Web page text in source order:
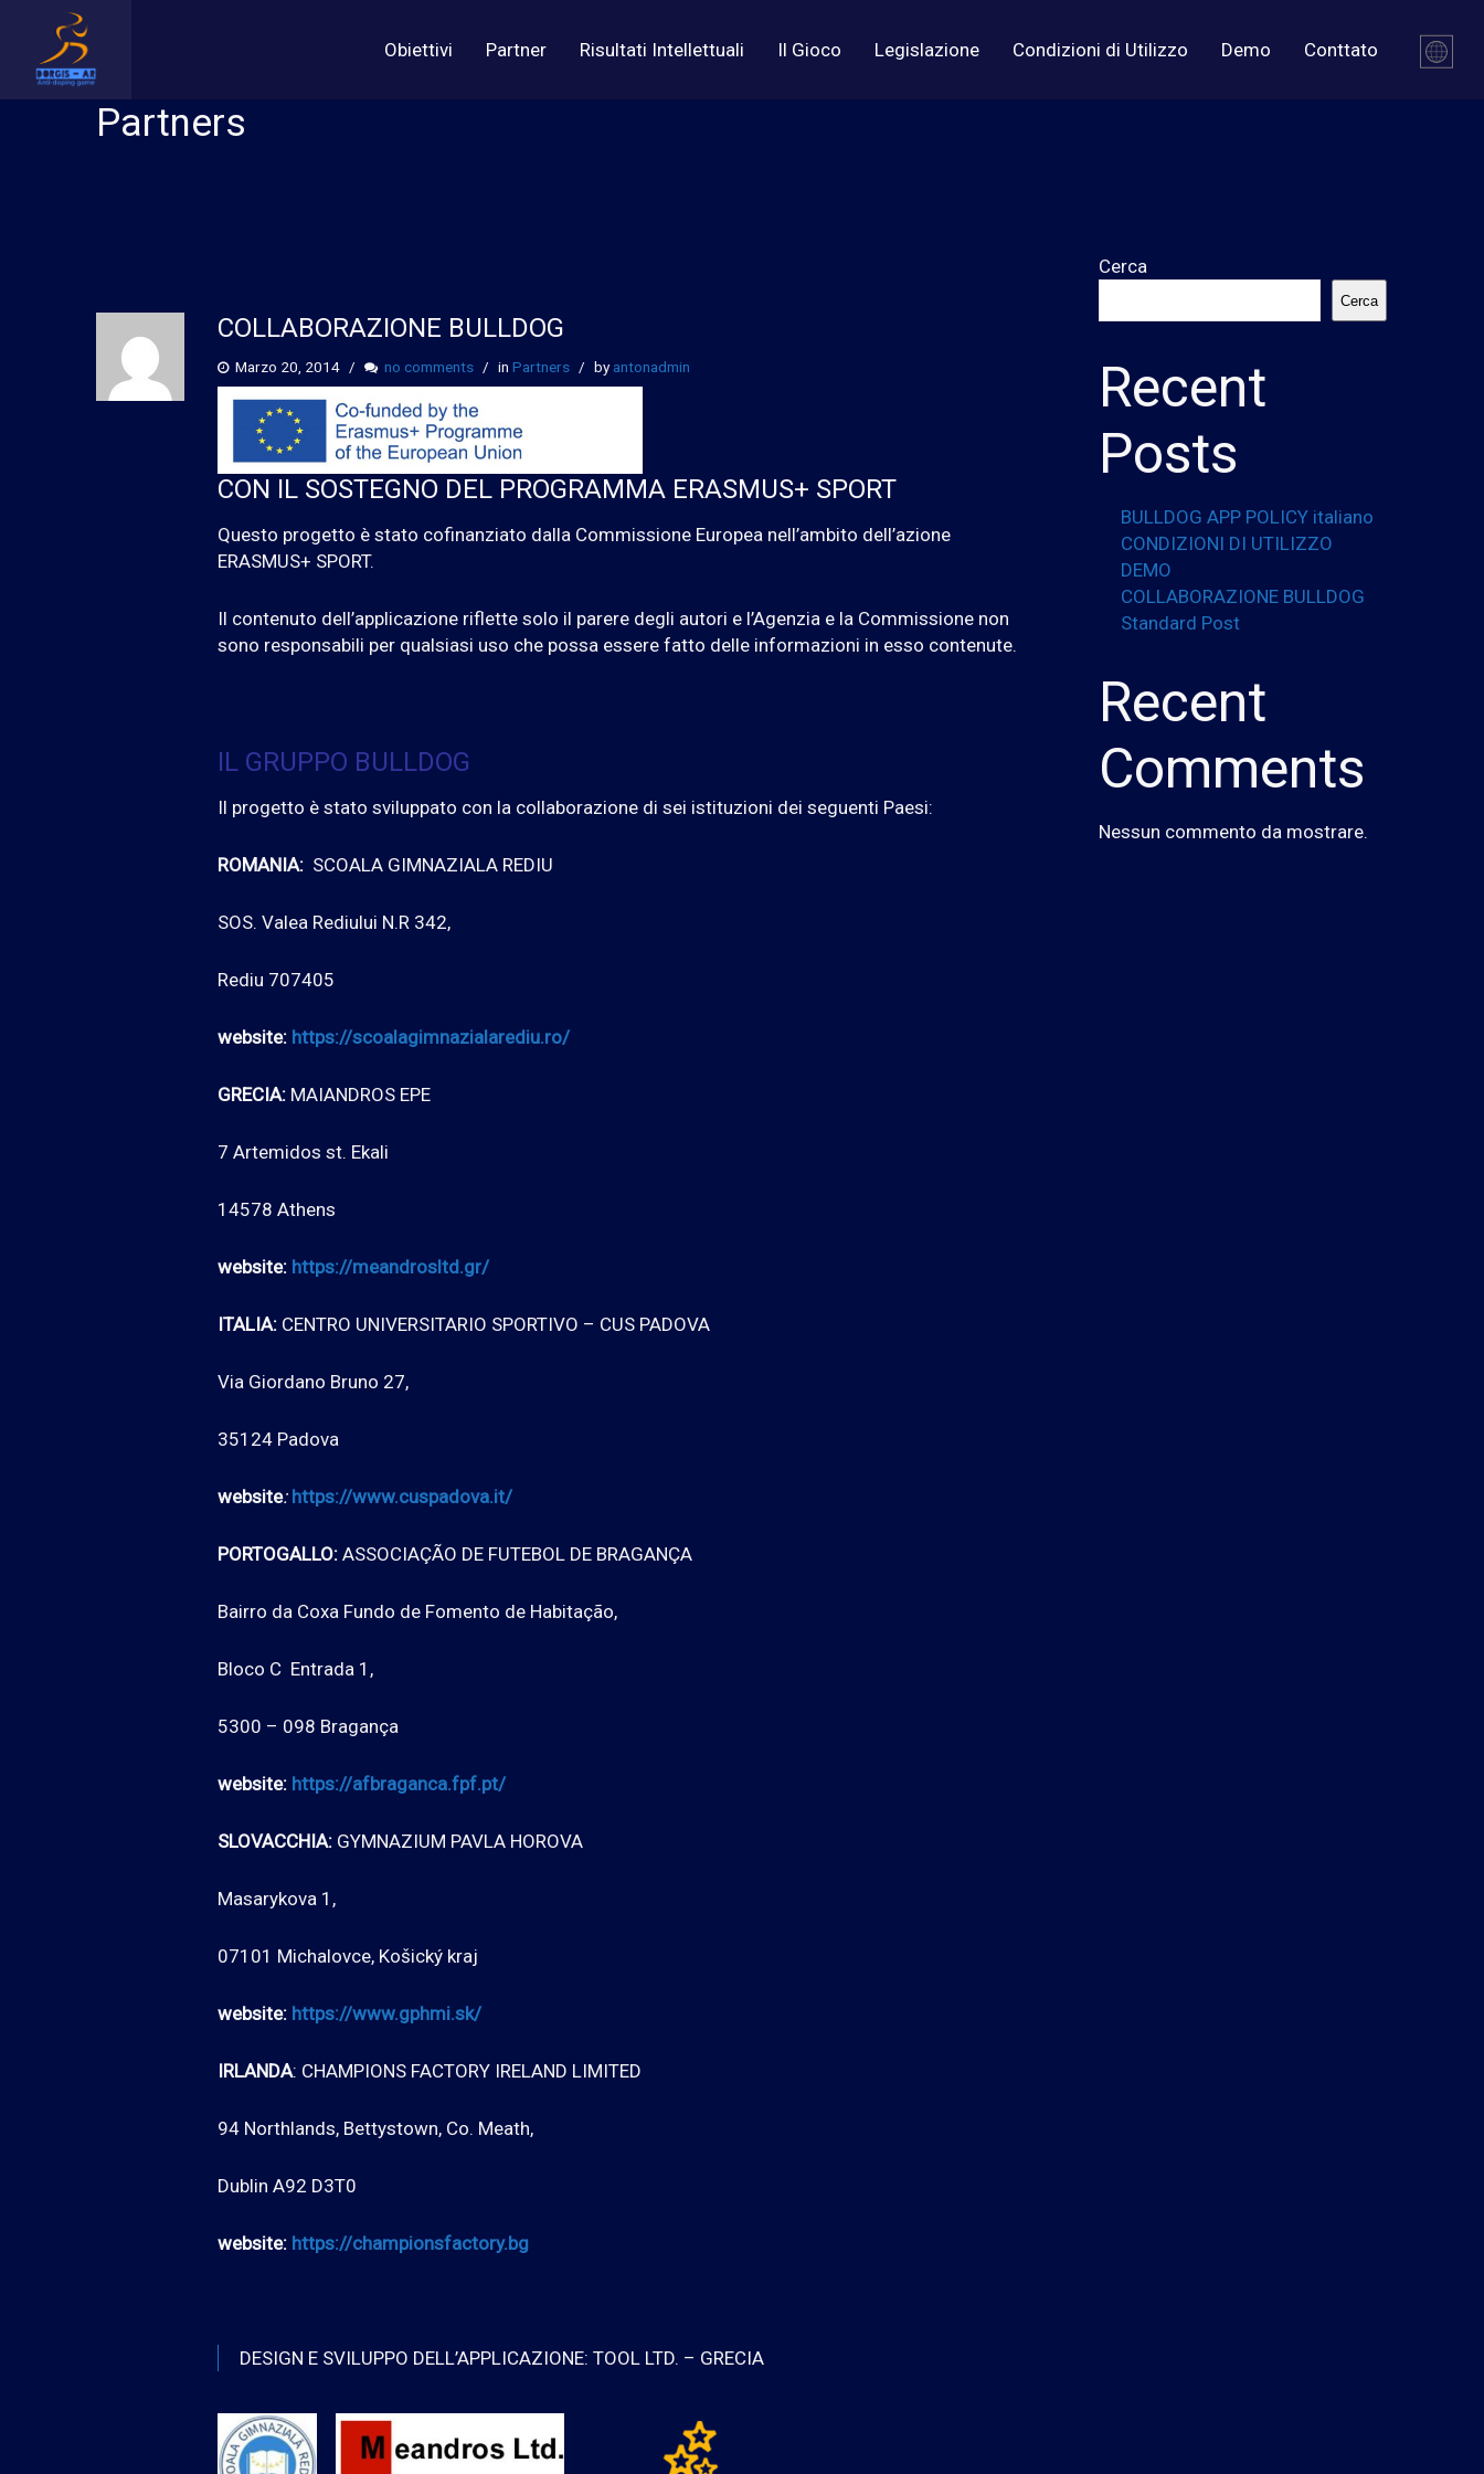
Obiettivi Partner Risultati Intellettuali Il Gioco Legislazione Condizioni di Utilizzo Demo Conttato
Partners
COLLABORAZIONE BULLDOG
Marzo 20, 2014 no comments in Partners byantonadmin
CON IL SOSTEGNO DEL PROGRAMMA ERASMUS+ SPORT
Questo progetto è stato cofinanziato dalla Commissione Europea nell’ambito dell’azione
ERASMUS+ SPORT.
Il contenuto dell’applicazione riflette solo il parere degli autori e l’Agenzia e la Commissione non
sono responsabili per qualsiasi uso che possa essere fatto delle informazioni in esso contenute.
IL GRUPPO BULLDOG
Il progetto è stato sviluppato con la collaborazione di sei istituzioni dei seguenti Paesi:
ROMANIA: SCOALA GIMNAZIALA REDIU
SOS. Valea Rediului N.R 342,
Rediu 707405
website: https://scoalagimnazialarediu.ro/
GRECIA: MAIANDROS EPE
7 Artemidos st. Ekali
14578 Athens
website: https://meandrosltd.gr/
ITALIA: CENTRO UNIVERSITARIO SPORTIVO – CUS PADOVA
Via Giordano Bruno 27,
35124 Padova
website: https://www.cuspadova.it/
PORTOGALLO: ASSOCIAÇÃO DE FUTEBOL DE BRAGANÇA
Bairro da Coxa Fundo de Fomento de Habitação,
Bloco C Entrada 1,
5300 – 098 Bragança
website: https://afbraganca.fpf.pt/
SLOVACCHIA: GYMNAZIUM PAVLA HOROVA
Masarykova 1,
07101 Michalovce, Košický kraj
website: https://www.gphmi.sk/
IRLANDA: CHAMPIONS FACTORY IRELAND LIMITED
94 Northlands, Bettystown, Co. Meath,
Dublin A92 D3T0
website: https://championsfactory.bg
DESIGN E SVILUPPO DELL’APPLICAZIONE: TOOL LTD. – GRECIA
Cerca
Cerca
Recent
Posts
BULLDOG APP POLICY italiano
CONDIZIONI DI UTILIZZO
DEMO
COLLABORAZIONE BULLDOG
Standard Post
Recent
Comments
Nessun commento da mostrare.